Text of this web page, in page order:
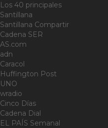
Los 40 principales
Santillana
Santillana Compartir
Cadena SER
AS.com
adn
Caracol
Huffington Post
UNO
wradio
Cinco Días
Cadena Dial
EL PAÍS Semanal